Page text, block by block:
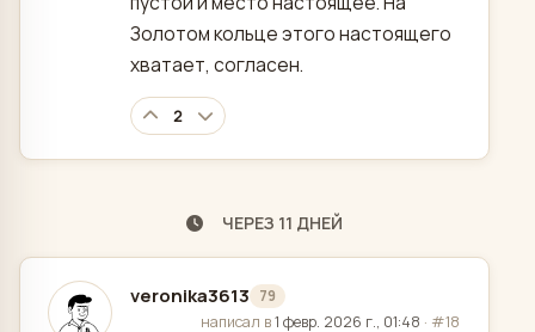
Золотом кольце этого настоящего
хватает, согласен.
2
ЧЕРЕЗ 11 ДНЕЙ
veronika3613 79
отредактировано
написал в1 февр. 2026 г., 01:48 · #18